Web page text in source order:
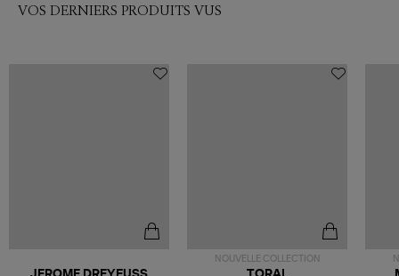
VOS DERNIERS PRODUITS VUS
NOUVELLE COLLECTION